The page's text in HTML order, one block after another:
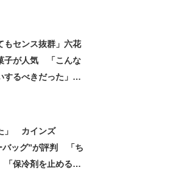
もセンス抜群」六花
子が人気 「こんな
るべきだった」
」 カインズ
バッグ”が評判 「ち
「保冷剤を止めるベ